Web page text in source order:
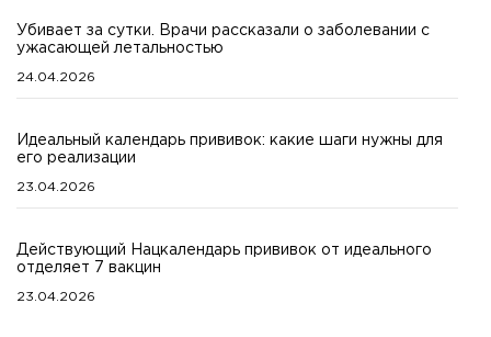
Убивает за сутки. Врачи рассказали о заболевании с
ужасающей летальностью
24.04.2026
Идеальный календарь прививок: какие шаги нужны для
его реализации
23.04.2026
Действующий Нацкалендарь прививок от идеального
отделяет 7 вакцин
23.04.2026